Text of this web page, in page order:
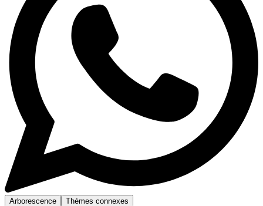
Arborescence Thèmes connexes